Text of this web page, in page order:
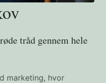
tråd gennem hele
marketing, hvor